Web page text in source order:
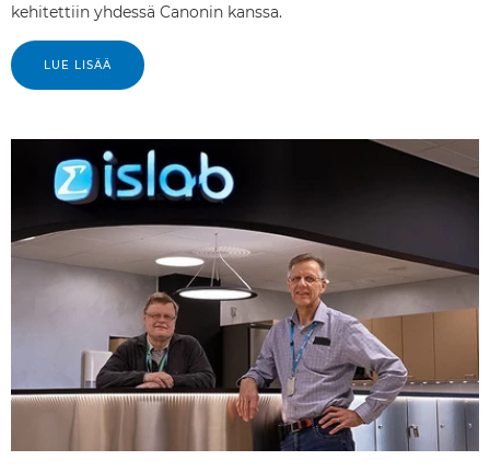
kehitettiin yhdessä Canonin kanssa.
LUE LISÄÄ